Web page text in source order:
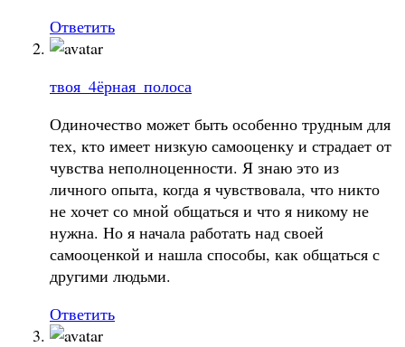
Ответить
твоя_4ёрная_полоса
Одиночество может быть особенно трудным для
тех, кто имеет низкую самооценку и страдает от
чувства неполноценности. Я знаю это из
личного опыта, когда я чувствовала, что никто
не хочет со мной общаться и что я никому не
нужна. Но я начала работать над своей
самооценкой и нашла способы, как общаться с
другими людьми.
Ответить